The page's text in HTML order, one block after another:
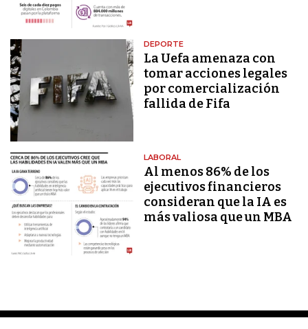
DEPORTE
La Uefa amenaza con
tomar acciones legales
por comercialización
fallida de Fifa
LABORAL
Al menos 86% de los
ejecutivos financieros
consideran que la IA es
más valiosa que un MBA